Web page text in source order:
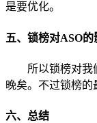
是要优化。
五、锁榜对ASO
所以锁榜对我
晚矣。不过锁榜
六、总结